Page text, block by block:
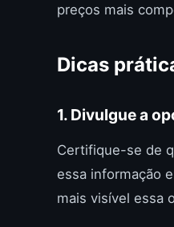
preços mais
Dicas
1. Divulgue a
Certifique-se de
essa informação
mais visível essa